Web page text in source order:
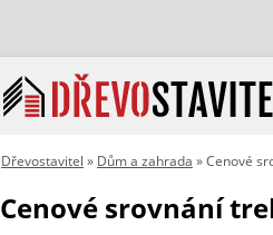
Dřevostavitel » Dům a zahrada » Cenové
Cenové srovnání